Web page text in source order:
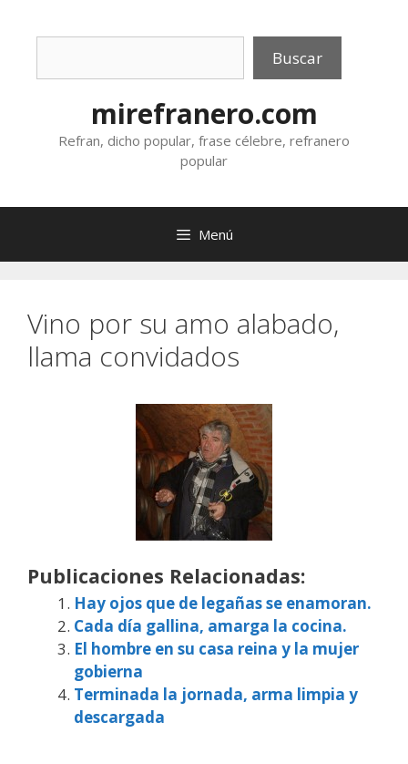
Buscar
mirefranero.com
Refran, dicho popular, frase célebre, refranero
popular
Menú
Vino por su amo alabado,
llama convidados
Publicaciones Relacionadas:
Hay ojos que de legañas se enamoran.
Cada día gallina, amarga la cocina.
El hombre en su casa reina y la mujer
gobierna
Terminada la jornada, arma limpia y
descargada